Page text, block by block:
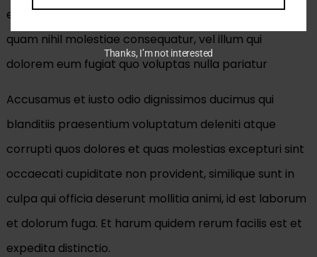
eum iure reprehenderit qui in ea voluptate velit esse
quam nihil molestiae consequatur, vel illum qui
dolorem eum fugiat quo voluptas nulla pariatur
Accusamus et iusto odio dignissimos ducimus qui
blanditiis praesentium voluptatum deleniti atque
corrupti quos dolores et quas molestias excepturi sint
occaecati cupiditate non provident, similique sunt in
culpa qui officia deserunt mollitia animi, id est laborum
et dolorum fuga. Et harum quidem rerum facilis est et
expedita distinctio.
Thanks, I’m not interested